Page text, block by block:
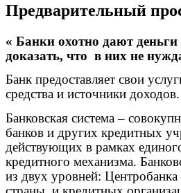
Предварительный
« Банки охотно дают
доказать, что в них не
Банк предоставляет свои
средства и источники доходов.
Банковская система –
банков и других кредитных
действующих в рамках
кредитного механизма.
из двух уровней: Центробанка